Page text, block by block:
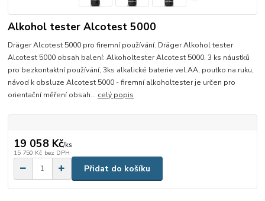
Alkohol tester Alcotest 5000
Dräger Alcotest 5000 pro firemní používání. Dräger Alkohol tester
Alcotest 5000 obsah balení: Alkoholtester Alcotest 5000, 3 ks náustků
pro bezkontaktní používání, 3ks alkalické baterie vel.AA, poutko na ruku,
návod k obsluze Alcotest 5000 - firemní alkoholtester je určen pro
orientační měření obsah... celý popis
19 058 Kč/ks
15 750 Kč bez DPH
Přidat do košíku